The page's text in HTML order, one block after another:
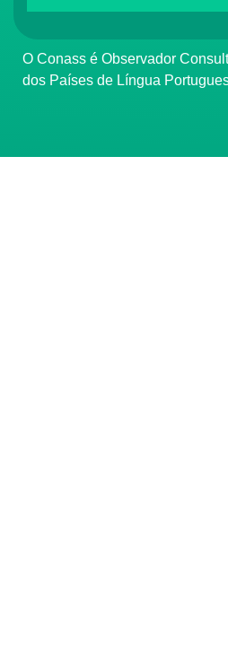
O Conass é Observador Consultivo da Comunidade
dos Países de Língua